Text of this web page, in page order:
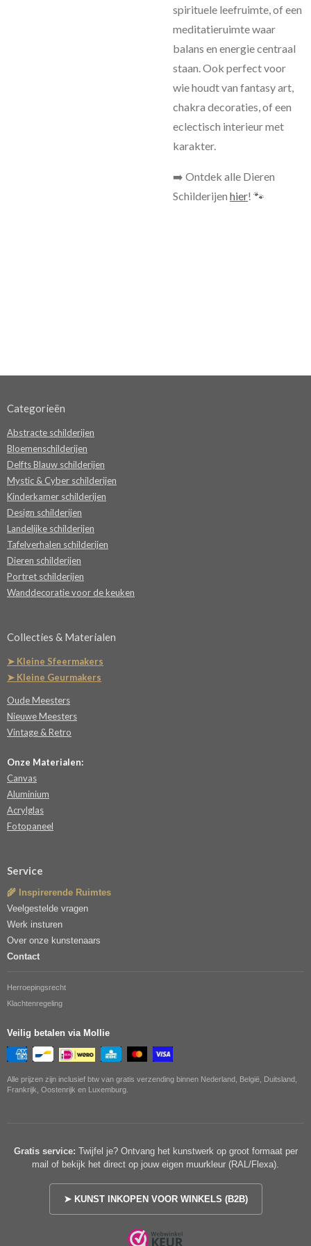
spirituele leefruimte, of een
meditatieruimte waar
balans en energie centraal
staan. Ook perfect voor
wie houdt van fantasy art,
chakra decoraties, of een
eclectisch interieur met
karakter.
➡️ Ontdek alle Dieren
Schilderijen hier! 🐾
Categorieën
Abstracte schilderijen
Bloemenschilderijen
Delfts Blauw schilderijen
Mystic & Cyber schilderijen
Kinderkamer schilderijen
Design schilderijen
Landelijke schilderijen
Tafelverhalen schilderijen
Dieren schilderijen
Portret schilderijen
Wanddecoratie voor de keuken
Collecties & Materialen
➤ Kleine Sfeermakers
➤ Kleine Geurmakers
Oude Meesters
Nieuwe Meesters
Vintage & Retro
Onze Materialen:
Canvas
Aluminium
Acrylglas
Fotopaneel
Service
🌾 Inspirerende Ruimtes
Veelgestelde vragen
Werk insturen
Over onze kunstenaars
Contact
Herroepingsrecht
Klachtenregeling
Veilig betalen via Mollie
Alle prijzen zijn inclusief btw van gratis verzending binnen Nederland, België, Duitsland,
Frankrijk, Oostenrijk en Luxemburg.
Gratis service: Twijfel je? Ontvang het kunstwerk op groot formaat per
mail of bekijk het direct op jouw eigen muurkleur (RAL/Flexa).
➤ KUNST INKOPEN VOOR WINKELS (B2B)